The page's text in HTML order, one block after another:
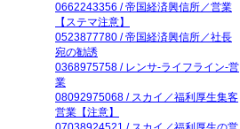
0662243356 / 帝国経済興信所／営業
【ステマ注意】
0523877780 / 帝国経済興信所／社長
宛の勧誘
0368975758 / レンサ-ライフライン-営
業
08092975068 / スカイ／福利厚生集客
営業【注意】